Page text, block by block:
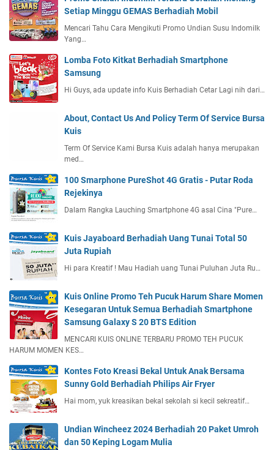
Setiap Minggu GEMAS Berhadiah Mobil
Mencari Tahu Cara Mengikuti Promo Undian Susu Indomilk
Yang…
Lomba Foto Kitkat Berhadiah Smartphone
Samsung
Hi Guys, ada update info Kuis Berhadiah Cetar Lagi nih dari…
About, Contact Us And Policy Term Of Service Bursa
Kuis
Term Of Service Kami Bursa Kuis adalah hanya merupakan
med…
100 Smarphone PureShot 4G Gratis - Putar Roda
Rejekinya
Dalam Rangka Lauching Smartphone 4G asal Cina "Pure…
Kuis Jayaboard Berhadiah Uang Tunai Total 50
Juta Rupiah
Hi para Kreatif ! Mau Hadiah uang Tunai Puluhan Juta Ru…
Kuis Online Promo Teh Pucuk Harum Share Momen
Kesegaran Untuk Semua Berhadiah Smartphone
Samsung Galaxy S 20 BTS Edition
MENCARI KUIS ONLINE TERBARU PROMO TEH PUCUK
HARUM MOMEN KES…
Kontes Foto Kreasi Bekal Untuk Anak Bersama
Sunny Gold Berhadiah Philips Air Fryer
Hai mom, yuk kreasikan bekal sekolah si kecil sekreatif…
Undian Wincheez 2024 Berhadiah 20 Paket Umroh
dan 50 Keping Logam Mulia